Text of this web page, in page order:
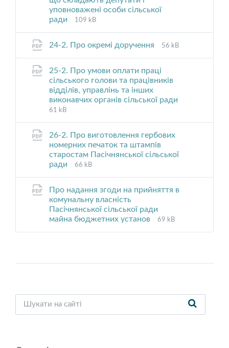
уповноважені особи сільської
ради
File
File
109 kB
24-2. Про окремі доручення
File
File
56 kB
25-2. Про умови оплати праці
сільського голови та працівників
відділів, управлінь та інших
виконавчих органів сільської ради
File
File
61 kB
26-2. Про виготовлення гербових
номерних печаток та штампів
старостам Пасічнянської сільської
ради
File
File
66 kB
Про надання згоди на прийняття в
комунальну власність
Пасічнянської сільської ради
майна бюджетних установ
File
File
69 kB